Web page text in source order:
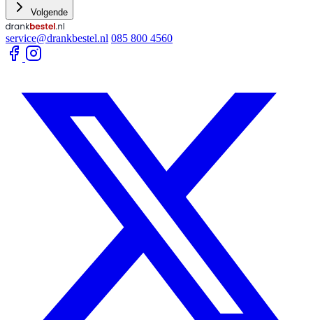
Volgende
service@drankbestel.nl 085 800 4560